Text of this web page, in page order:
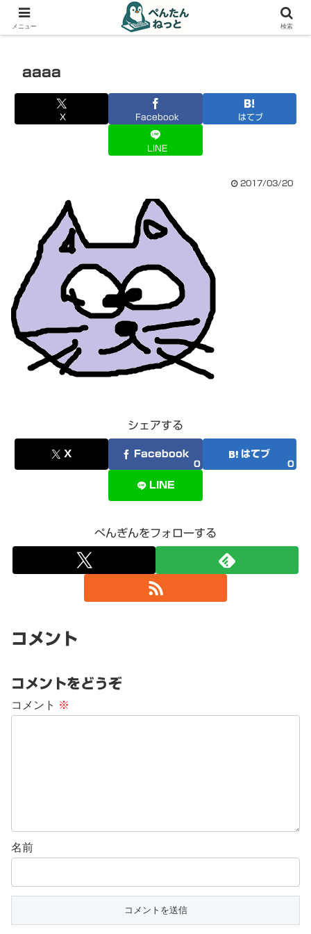
PCやガジェットの備忘録
aaaa
X Facebook はてブ
LINE
2017/03/20
シェアする
X Facebook
0
はてブ
0
LINE
ぺんぎんをフォローする
コメント
コメントをどうぞ
コメント ※
名前
メニュー 検索